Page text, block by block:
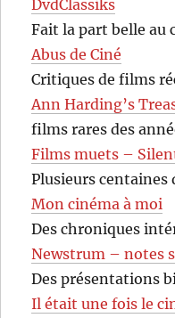
DvdClassiks
Fait la part belle au
Abus de Ciné
Critiques de films
Ann Harding’s
films rares des
Films muets –
Plusieurs
Mon cinéma à moi
Des chroniques
Newstrum – notes
Des présentations
Il était une fois le